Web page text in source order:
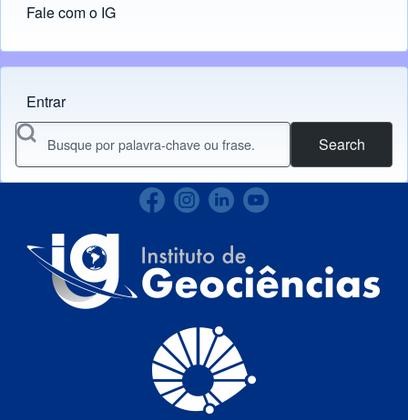
Fale com o IG
Menu do usuário
Entrar
Search